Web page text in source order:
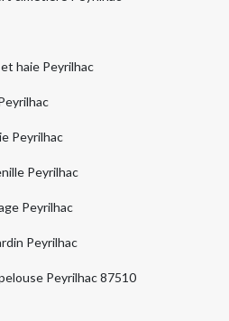
haie Peyrilhac
Peyrilhac
Peyrilhac
Peyrilhac
Peyrilhac
Peyrilhac 87510